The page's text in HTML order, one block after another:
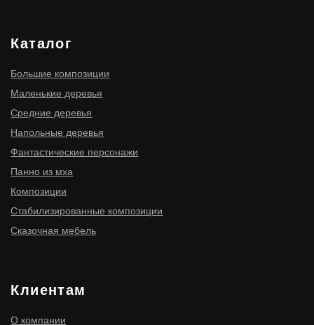
ИНН 910300116977
ОГРНИП 316910200114411